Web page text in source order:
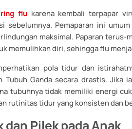
flu karena kembali terpapar
sebelumnya. Pemaparan ini
maksimal. Paparan
memulihkan diri, sehingga flu
pola tidur dan
Tubuh Ganda secara drastis. Jika
tubuhnya tidak memiliki energi
rutinitas tidur yang konsisten dan
dan Pilek pada Anak